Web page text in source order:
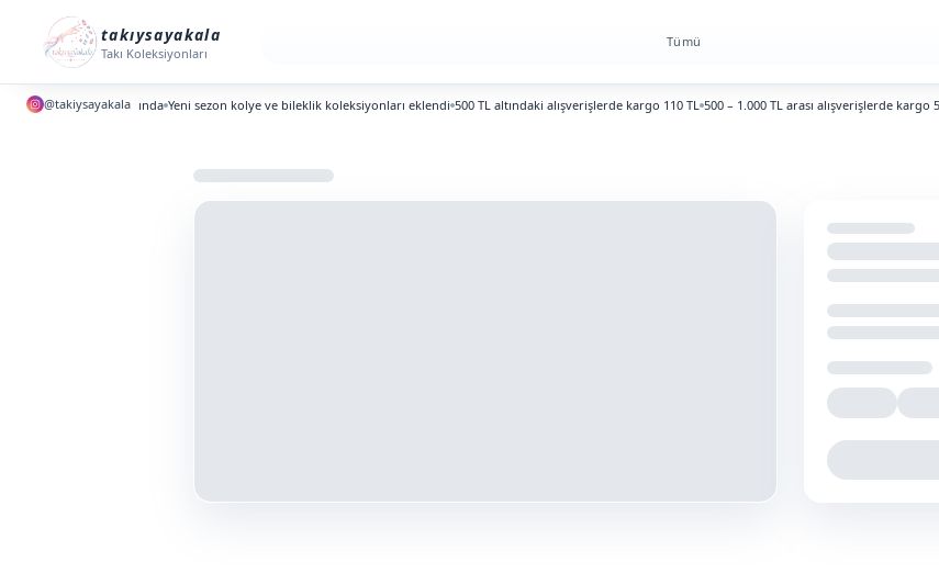
takıysayakala
Takı Koleksiyonları
Tümü
@takiysayakala
koleksiyonlar yayında Yeni sezon kolye ve bileklik koleksiyonları eklendi 500 TL altındaki alışverişlerde kargo 110 TL 500 – 1.000 TL arası alışverişlerde kargo 50 TL